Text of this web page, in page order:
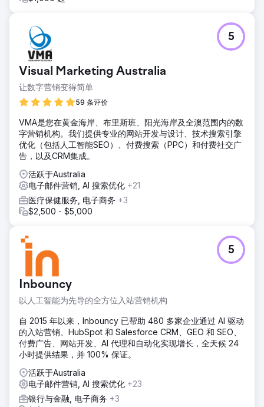
Visual Marketing Australia
让数字营销变得简单
59 条评价
5
VMA是您在黄金海岸、布里斯班、阳光海岸及全澳范围内的数
字营销机构。我们提供专业的网站开发与设计、技术搜索引擎
优化（包括人工智能SEO）、付费搜索（PPC）和付费社交广
告，以及CRM集成。
活跃于Australia
电子邮件营销, AI 搜索优化 +21
医疗保健服务, 电子商务 +3
$2,500 - $5,000
Inbouncy
以人工智能为先导的全方位入站营销机构
5
自 2015 年以来，Inbouncy 已帮助 480 多家企业通过 AI 驱动
的入站营销、HubSpot 和 Salesforce CRM、GEO 和 SEO、
付费广告、网站开发、AI 代理和自动化实现增长，全天候 24
小时提供结果，并 100% 保证。
活跃于Australia
电子邮件营销, AI 搜索优化 +23
银行与金融, 电子商务 +3